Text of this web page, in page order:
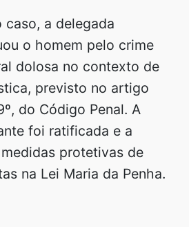
caso, a delegada
o homem pelo crime
dolosa no contexto de
previsto no artigo
do Código Penal. A
foi ratificada e a
protetivas de
na Lei Maria da Penha.